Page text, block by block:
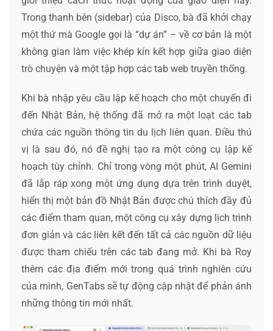
Trong thanh bên (sidebar) của Disco, bà đã khởi chạy
một thứ mà Google gọi là “dự án” – về cơ bản là một
không gian làm việc khép kín kết hợp giữa giao diện
trò chuyện và một tập hợp các tab web truyền thống.
Khi bà nhập yêu cầu lập kế hoạch cho một chuyến đi
đến Nhật Bản, hệ thống đã mở ra một loạt các tab
chứa các nguồn thông tin du lịch liên quan. Điều thú
vị là sau đó, nó đề nghị tạo ra một công cụ lập kế
hoạch tùy chỉnh. Chỉ trong vòng một phút, AI Gemini
đã lắp ráp xong một ứng dụng dựa trên trình duyệt,
hiển thị một bản đồ Nhật Bản được chú thích đầy đủ
các điểm tham quan, một công cụ xây dựng lịch trình
đơn giản và các liên kết đến tất cả các nguồn dữ liệu
được tham chiếu trên các tab đang mở. Khi bà Roy
thêm các địa điểm mới trong quá trình nghiên cứu
của mình, GenTabs sẽ tự động cập nhật để phản ánh
những thông tin mới nhất.